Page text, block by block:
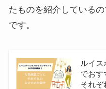
たものを紹介している
です。
ルイス
でおす
それぞ